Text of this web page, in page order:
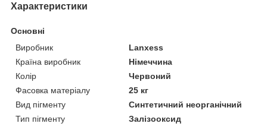
Характеристики
Основні
Виробник
Lanxess
Країна виробник
Німеччина
Колір
Червоний
Фасовка матеріалу
25 кг
Вид пігменту
Синтетичний неорганічний
Тип пігменту
Залізооксид